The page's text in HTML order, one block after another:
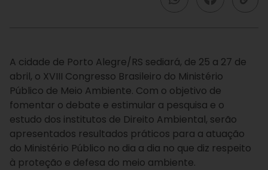
A cidade de Porto Alegre/RS sediará, de 25 a 27 de
abril, o XVIII Congresso Brasileiro do Ministério
Público de Meio Ambiente. Com o objetivo de
fomentar o debate e estimular a pesquisa e o
estudo dos institutos de Direito Ambiental, serão
apresentados resultados práticos para a atuação
do Ministério Público no dia a dia no que diz respeito
à proteção e defesa do meio ambiente.